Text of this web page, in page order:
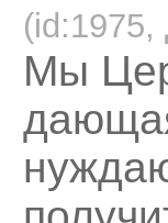
(id:1975,
Мы